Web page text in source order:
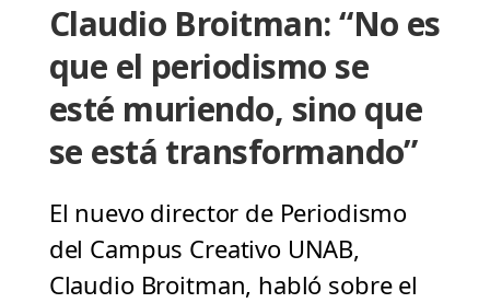
Claudio Broitman: “No es
que el periodismo se
esté muriendo, sino que
se está transformando”
El nuevo director de Periodismo
del Campus Creativo UNAB,
Claudio Broitman, habló sobre el